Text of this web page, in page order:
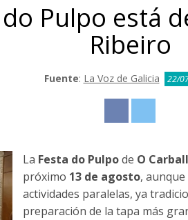
Pulpo está
Ribeiro
Fuente: La Voz de Galicia 22/
La Festa do Pulpode O
próximo 13 de agosto,
actividades paralelas, ya
preparación de la tapa más